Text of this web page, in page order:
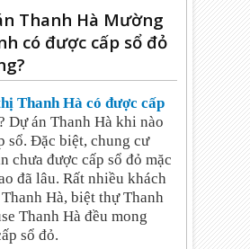
Thanh Hà Mường
có được cấp sổ đỏ
Thanh Hà có được cấp
Dự án Thanh Hà khi nào
sổ. Đặc biệt, chung cư
chưa được cấp sổ đỏ mặc
đã lâu. Rất nhiều khách
Hà, biệt thự Thanh
Thanh Hà đều mong
sổ đỏ.